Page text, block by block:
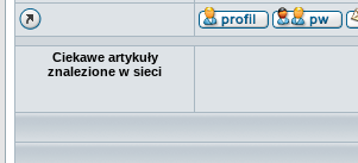
Ciekawe artykuły
znalezione w sieci